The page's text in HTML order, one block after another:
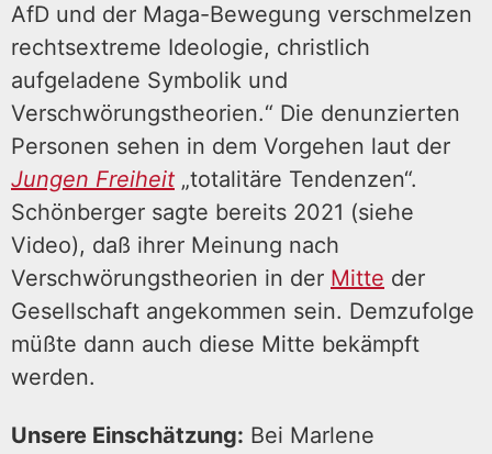
AfD und der Maga-Bewegung verschmelzen
rechtsextreme Ideologie, christlich
aufgeladene Symbolik und
Verschwörungstheorien.“ Die denunzierten
Personen sehen in dem Vorgehen laut der
Jungen Freiheit „totalitäre Tendenzen“.
Schönberger sagte bereits 2021 (siehe
Video), daß ihrer Meinung nach
Verschwörungstheorien in der Mitte der
Gesellschaft angekommen sein. Demzufolge
müßte dann auch diese Mitte bekämpft
werden.
Unsere Einschätzung: Bei Marlene